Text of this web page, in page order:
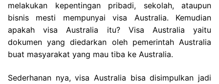
melakukan kepentingan pribadi, sekolah, ataupun
bisnis mesti mempunyai visa Australia. Kemudian
apakah visa Australia itu? Visa Australia yaitu
dokumen yang diedarkan oleh pemerintah Australia
buat masyarakat yang mau tiba ke Australia.
Sederhanan nya, visa Australia bisa disimpulkan jadi